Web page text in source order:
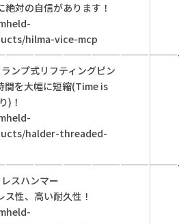
対の自信があります！
hilma-vice-mcp
ランプ式リフティングピン
間を大幅に短縮(Time is
)！
halder-threaded-
レスハンマー
性、高い耐久性！